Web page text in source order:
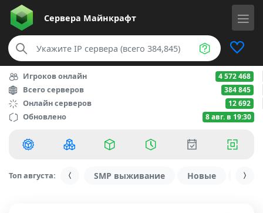
Сервера Майнкрафт
Игроков онлайн 4 572 468
Всего серверов 384 845
Онлайн серверов 12 692
Обновлено 8 авг. в 19:30
Топ августа: SMP выживание Новые С